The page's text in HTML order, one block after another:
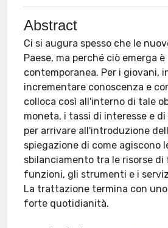
Abstract
Ci si augura spesso che le
Paese, ma perché ciò emerga
contemporanea. Per i giovani,
incrementare conoscenza e
colloca così all'interno di tale
moneta, i tassi di interesse e
per arrivare all'introduzione
spiegazione di come agiscono
sbilanciamento tra le risorse
funzioni, gli strumenti e i
La trattazione termina con
forte quotidianità.